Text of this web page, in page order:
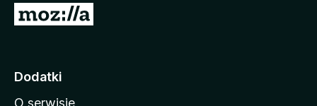
S
o
Dodatki
O serwisie